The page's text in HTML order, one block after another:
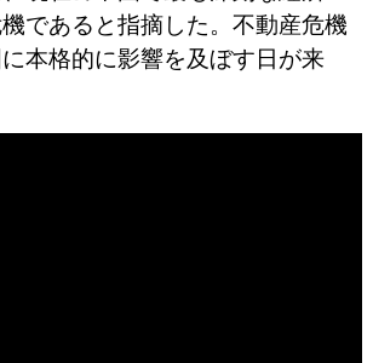
であると指摘した。不動産危機
本格的に影響を及ぼす日が来